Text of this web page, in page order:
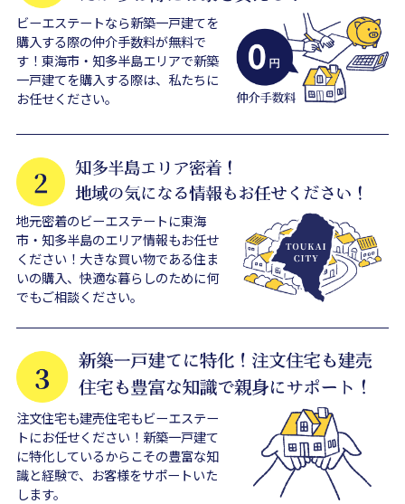
ビーエステートなら新築一戸建てを
購入する際の仲介手数料が無料で
す！東海市・知多半島エリアで新築
一戸建てを購入する際は、私たちに
お任せください。
地元密着のビーエステートに東海
市・知多半島のエリア情報もお任せ
ください！大きな買い物である住ま
いの購入、快適な暮らしのために何
でもご相談ください。
注文住宅も建売住宅もビーエステー
トにお任せください！新築一戸建て
に特化しているからこその豊富な知
識と経験で、お客様をサポートいた
します。